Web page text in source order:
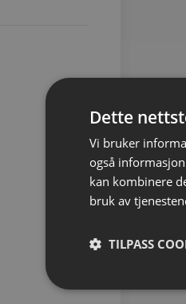
Dette
Vi bruker
også
kan kombinere
bruk av
TILPASS